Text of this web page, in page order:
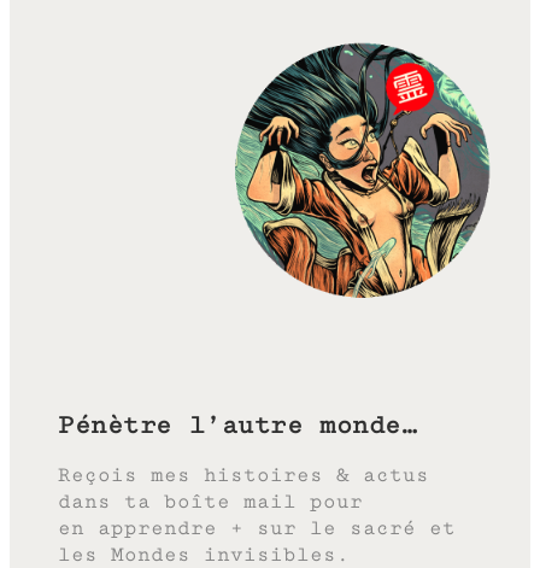
Pénètre l’autre monde…
Reçois mes histoires & actus
dans ta boîte mail pour
en apprendre + sur le sacré et
les Mondes invisibles.